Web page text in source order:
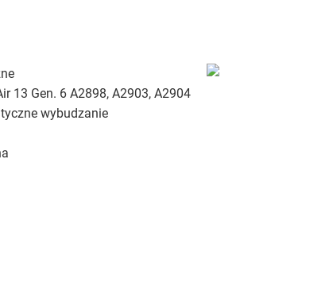
13 Gen. 6 A2898, A2903, A2904
wybudzanie